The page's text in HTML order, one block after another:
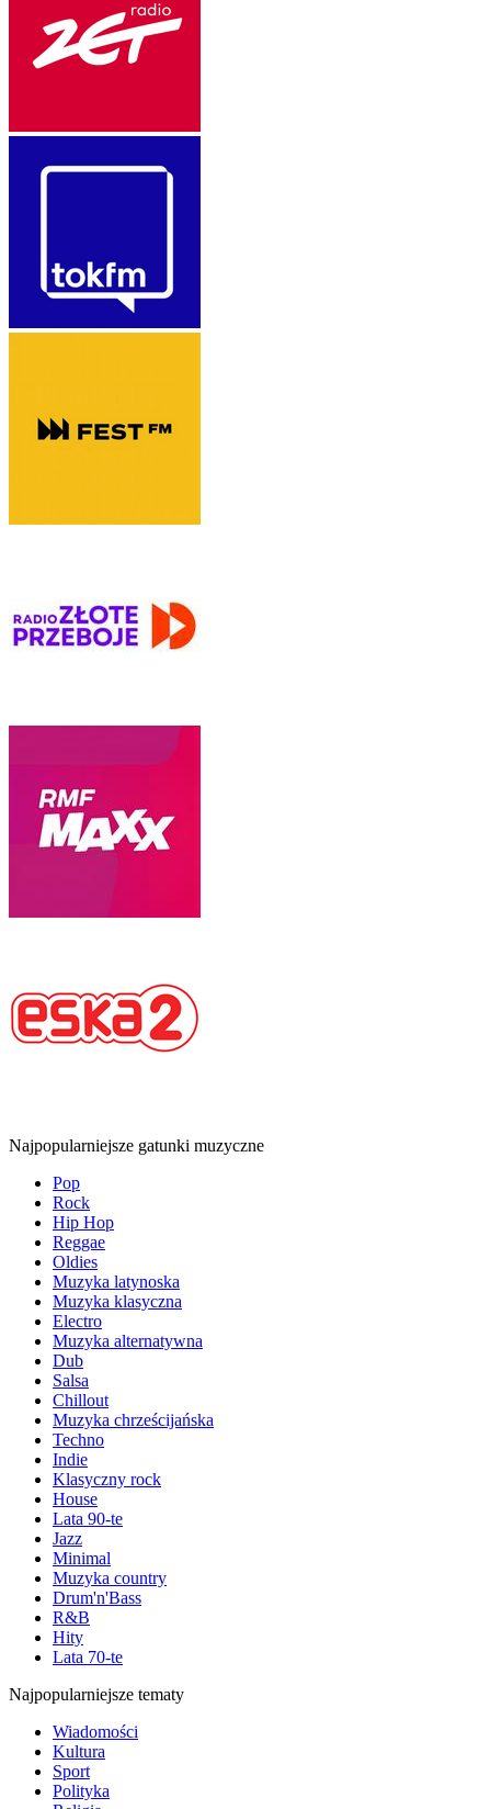
Najpopularniejsze gatunki muzyczne
Pop
Rock
Hip Hop
Reggae
Oldies
Muzyka latynoska
Muzyka klasyczna
Electro
Muzyka alternatywna
Dub
Salsa
Chillout
Muzyka chrześcijańska
Techno
Indie
Klasyczny rock
House
Lata 90-te
Jazz
Minimal
Muzyka country
Drum'n'Bass
R&B
Hity
Lata 70-te
Najpopularniejsze tematy
Wiadomości
Kultura
Sport
Polityka